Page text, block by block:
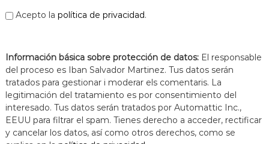
Acepto la política de privacidad.
Información básica sobre protección de datos: El responsable
del proceso es Iban Salvador Martinez. Tus datos serán
tratados para gestionar i moderar els comentaris. La
legitimación del tratamiento es por consentimiento del
interesado. Tus datos serán tratados por Automattic Inc.,
EEUU para filtrar el spam. Tienes derecho a acceder, rectificar
y cancelar los datos, así como otros derechos, como se